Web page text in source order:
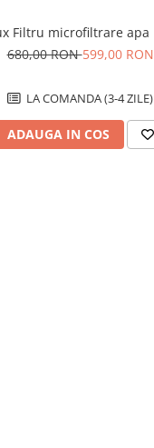
Filtru microfiltrare apa
680,00 RON599,00 RON
LA COMANDA (3-4 ZILE)
ADAUGA IN COS